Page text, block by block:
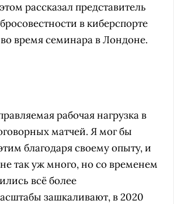
рассказал представитель
в киберспорте
время семинара в Лондоне.
рабочая нагрузка в
матчей. Я мог бы
благодаря своему опыту, и
так уж много, но со временем
всё более
зашкаливают, в 2020